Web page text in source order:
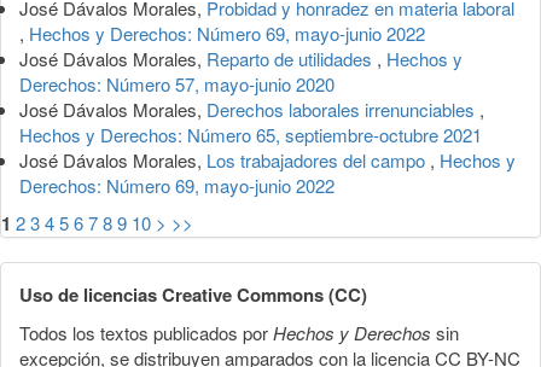
José Dávalos Morales, Probidad y honradez en materia laboral
, Hechos y Derechos: Número 69, mayo-junio 2022
José Dávalos Morales, Reparto de utilidades , Hechos y
Derechos: Número 57, mayo-junio 2020
José Dávalos Morales, Derechos laborales irrenunciables ,
Hechos y Derechos: Número 65, septiembre-octubre 2021
José Dávalos Morales, Los trabajadores del campo , Hechos y
Derechos: Número 69, mayo-junio 2022
1 23456789 10 > >>
Uso de licencias Creative Commons (CC)
Todos los textos publicados porHechos y Derechos sin
excepción, se distribuyen amparados con la licencia CC BY-NC